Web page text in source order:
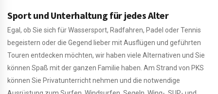
Sport und Unterhaltung für jedes Alter
Egal, ob Sie sich für Wassersport, Radfahren, Padel oder Tennis
begeistern oder die Gegend lieber mit Ausflügen und geführten
Touren entdecken möchten, wir haben viele Alternativen und Sie
können Spaß mit der ganzen Familie haben. Am Strand von PKS
können Sie Privatunterricht nehmen und die notwendige